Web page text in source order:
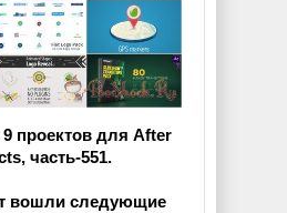
проектов для After
часть-551.
вошли следующие